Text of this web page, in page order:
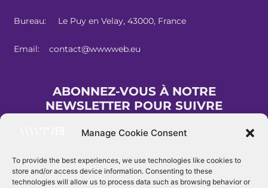
Manage Cookie Consent
To provide the best experiences, we use technologies like cookies to
store and/or access device information. Consenting to these
technologies will allow us to process data such as browsing behavior or
Bureau: Le Puy en Velay, 43000, France
Email: contact@wwwweb.eu
ABONNEZ-VOUS À NOTRE
NEWSLETTER POUR SUIVRE
INSCRIPTION